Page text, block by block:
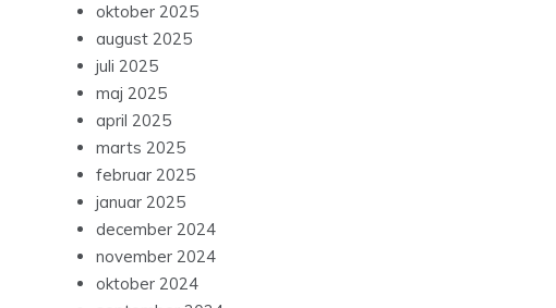
oktober 2025
august 2025
juli 2025
maj 2025
april 2025
marts 2025
februar 2025
januar 2025
december 2024
november 2024
oktober 2024